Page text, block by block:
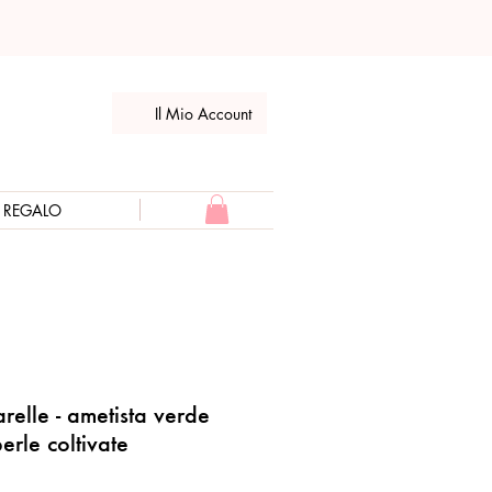
Il Mio Account
REGALO
- ametista verde
coltivate